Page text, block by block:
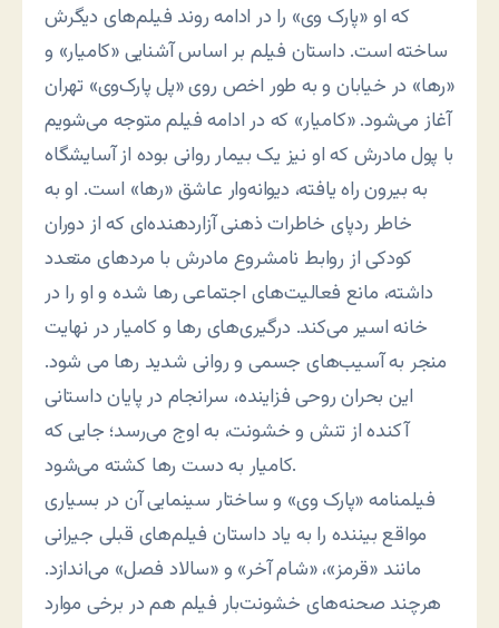
که او «پارک وی» را در ادامه روند فیلم‌های دیگرش
ساخته است. داستان فیلم بر اساس آشنایی «کامیار» و
«رها» در خیابان و به طور اخص روی «پل پارک‌وی» تهران
آغاز می‌شود. «کامیار» که در ادامه فیلم متوجه می‌شویم
با پول مادرش که او نیز یک بیمار روانی بوده از آسایشگاه
به بیرون راه یافته، دیوانه‌وار عاشق «رها» است. او به
خاطر ردپای خاطرات ذهنی آزاردهنده‌ای که از دوران
کودکی از روابط نامشروع مادرش با مردهای متعدد
داشته، مانع فعالیت‌های اجتماعی رها شده و او را در
خانه اسیر می‌کند. درگیری‌های رها و کامیار در نهایت
منجر به آسیب‌های جسمی و روانی شدید رها می شود.
این بحران روحی فزاینده، سرانجام در پایان داستانی
آکنده از تنش و خشونت، به اوج می‌رسد؛ جایی که
کامیار به دست رها کشته می‌شود.
فیلمنامه «پارک وی» و ساختار سینمایی آن در بسیاری
مواقع بیننده را به یاد داستان فیلم‌های قبلی جیرانی
مانند «قرمز»، «شام آخر» و «سالاد فصل» می‌اندازد.
هرچند صحنه‌های خشونت‌بار فیلم هم در برخی موارد